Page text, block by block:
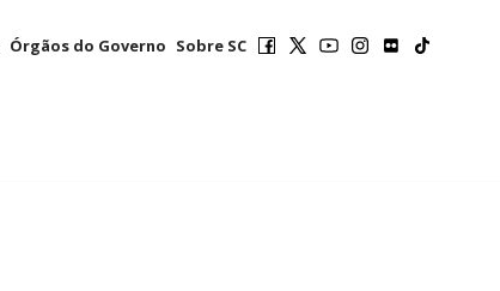
Órgãos do Governo Sobre SC